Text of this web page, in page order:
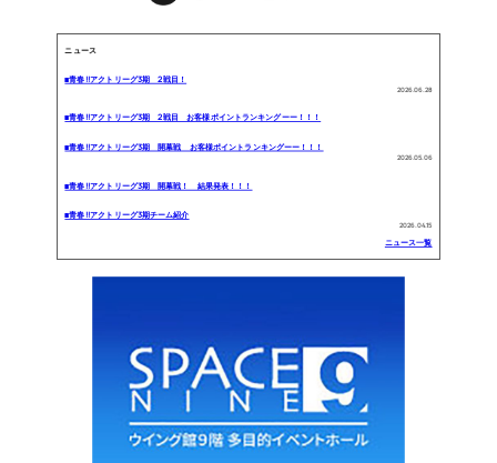
ニュース
■青春!!アクトリーグ3期 2戦目！
2026.06.28
■青春!!アクトリーグ3期 2戦目 お客様ポイントランキングーー！！！
■青春!!アクトリーグ3期 開幕戦 お客様ポイントランキングーー！！！
2026.05.06
■青春!!アクトリーグ3期 開幕戦！ 結果発表！！！
■青春!!アクトリーグ3期チーム紹介
2026.04.15
ニュース一覧